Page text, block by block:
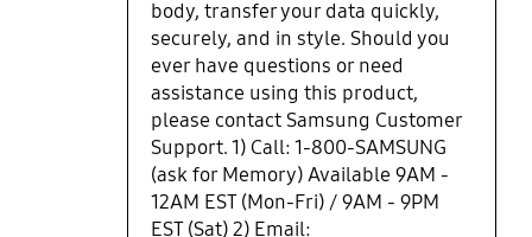
body, transfer your data quickly,
securely, and in style. Should you
ever have questions or need
assistance using this product,
please contact Samsung Customer
Support. 1) Call: 1-800-SAMSUNG
(ask for Memory) Available 9AM -
12AM EST (Mon-Fri) / 9AM - 9PM
EST (Sat) 2) Email: